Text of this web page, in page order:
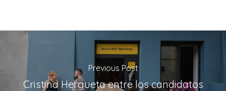
Previous Post
Cristina Hergueta entre los candidatos